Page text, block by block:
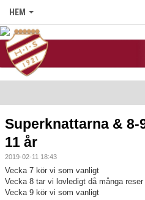
HEM
Nyheter
Föreningen
Medlem i HIS
Superknattarna & 8-
11 år
2019-02-11 18:43
Vecka 7 kör vi som vanligt
Vecka 8 tar vi lovledigt då många
Vecka 9 kör vi som vanligt